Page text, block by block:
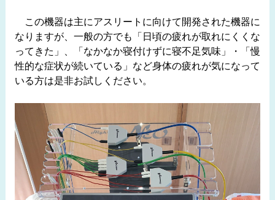
この機器は主にアスリートに向けて開発された機器に
なりますが、一般の方でも「日頃の疲れが取れにくくな
ってきた」、「なかなか寝付けずに寝不足気味」・「慢
性的な症状が続いている」など身体の疲れが気になって
いる方は是非お試しください。